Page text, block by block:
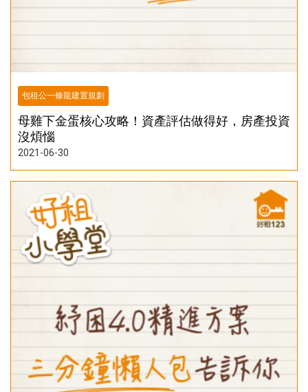
包租公一條龍建置規劃
母雞下金蛋核心攻略！資產評估做得好，房產投資
沒煩惱
2021-06-30